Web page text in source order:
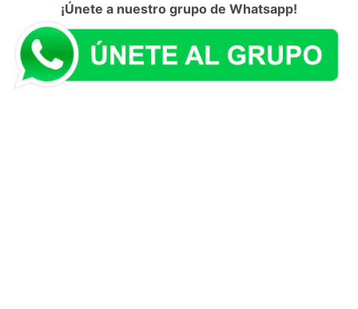
¡Únete a nuestro grupo de Whatsapp!